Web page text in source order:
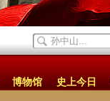
博物馆 史上今日